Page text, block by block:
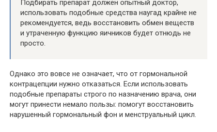
Подбирать препарат должен опытный доктор,
использовать подобные средства наугад крайне не
рекомендуется, ведь восстановить обмен веществ
и утраченную функцию яичников будет отнюдь не
просто.
Однако это вовсе не означает, что от гормональной
контрацепции нужно отказаться. Если использовать
подобные препараты строго по назначению врача, они
могут принести немало пользы: помогут восстановить
нарушенный гормональный фон и менструальный цикл.